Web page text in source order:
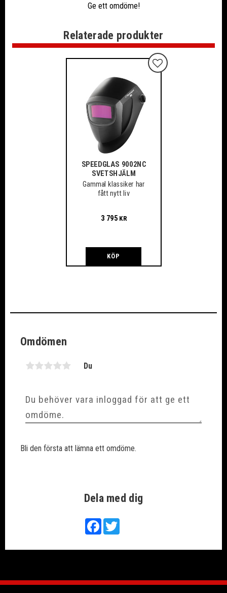
Ge ett omdöme!
Relaterade produkter
SPEEDGLAS 9002NC
SVETSHJÄLM
Gammal klassiker har
fått nytt liv
3 795KR
Lägg till i favoriter
KÖP
Dela med dig
FacebookTwitter
Omdömen
Du
Bli den första att lämna ett omdöme.